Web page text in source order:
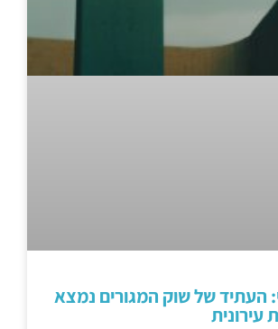
העתיד של שוק המגורים נמצא